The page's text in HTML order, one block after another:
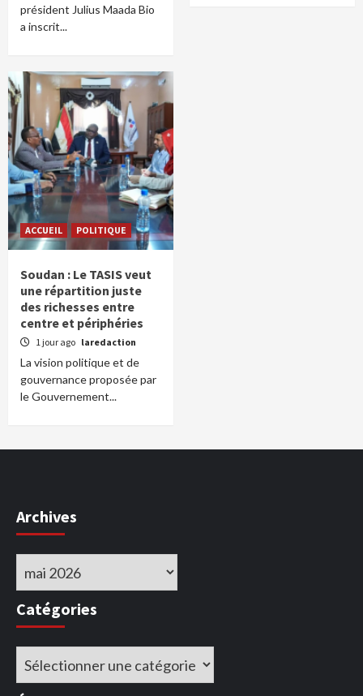
président Julius Maada Bio
a inscrit...
ACCUEIL POLITIQUE
Soudan : Le TASIS veut
une répartition juste
des richesses entre
centre et périphéries
1 jour ago laredaction
La vision politique et de
gouvernance proposée par
le Gouvernement...
Archives
Archives
Catégories
Catégories